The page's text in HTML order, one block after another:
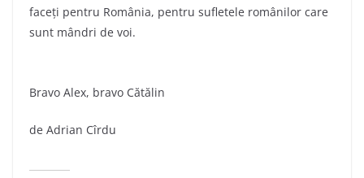
faceţi pentru România, pentru sufletele românilor care
sunt mândri de voi.
Bravo Alex, bravo Cătălin
de Adrian Cîrdu